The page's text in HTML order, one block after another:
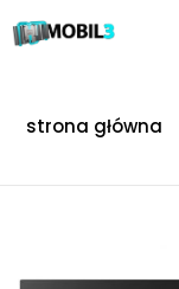
strona główna